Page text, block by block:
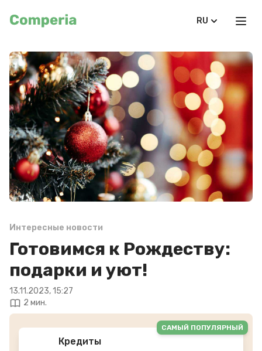
RU
Интересные новости
Готовимся к Рождеству:
подарки и уют!
13.11.2023, 15:27
2 мин.
Кредиты
САМЫЙ ПОПУЛЯРНЫЙ